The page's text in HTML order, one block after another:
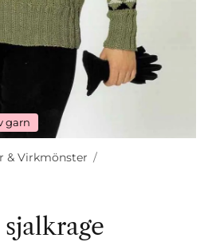
garn
& Virkmönster /